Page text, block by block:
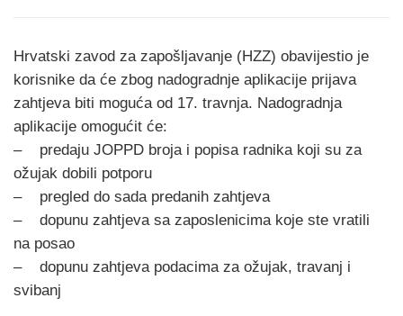
Hrvatski zavod za zapošljavanje (HZZ) obavijestio je
korisnike da će zbog nadogradnje aplikacije prijava
zahtjeva biti moguća od 17. travnja. Nadogradnja
aplikacije omogućit će:
– predaju JOPPD broja i popisa radnika koji su za
ožujak dobili potporu
– pregled do sada predanih zahtjeva
– dopunu zahtjeva sa zaposlenicima koje ste vratili
na posao
– dopunu zahtjeva podacima za ožujak, travanj i
svibanj